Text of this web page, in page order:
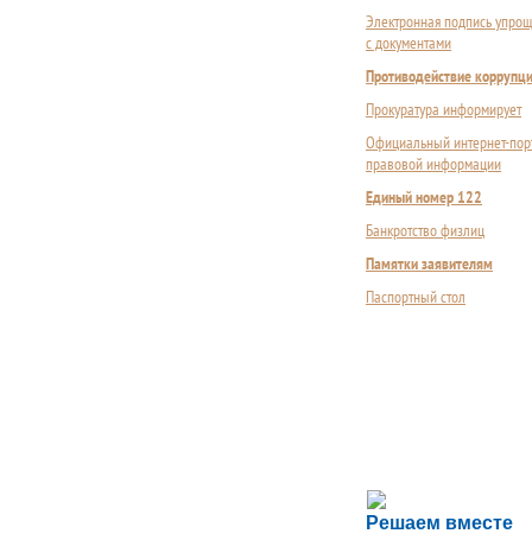
Электронная подпись
с документами
Противодействие
Прокуратура информирует
Официальный интернет-
правовой информации
Единый номер 122
Банкротство физлиц
Памятки заявителям
Паспортный стол
Решаем вместе
Сложности с
Сообщите об этом